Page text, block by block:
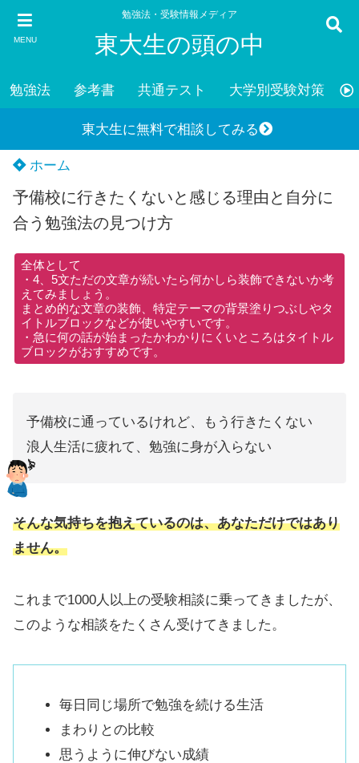
MENU
勉強法・受験情報メディア
東大生の頭の中
勉強法 参考書 共通テスト 大学別受験対策
東大生に無料で相談してみる
ホーム
予備校に行きたくないと感じる理由と自分に
合う勉強法の見つけ方
全体として
・4、5文ただの文章が続いたら何かしら装飾できないか考
えてみましょう。
まとめ的な文章の装飾、特定テーマの背景塗りつぶしやタ
イトルブロックなどが使いやすいです。
・急に何の話が始まったかわかりにくいところはタイトル
ブロックがおすすめです。
予備校に通っているけれど、もう行きたくない
浪人生活に疲れて、勉強に身が入らない
そんな気持ちを抱えているのは、あなただけではあり
ません。
これまで1000人以上の受験相談に乗ってきましたが、
このような相談をたくさん受けてきました。
毎日同じ場所で勉強を続ける生活
まわりとの比較
思うように伸びない成績